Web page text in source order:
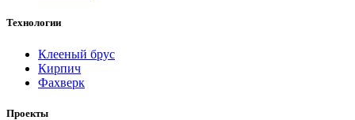
Технологии
Клееный брус
Кирпич
Фахверк
Проекты